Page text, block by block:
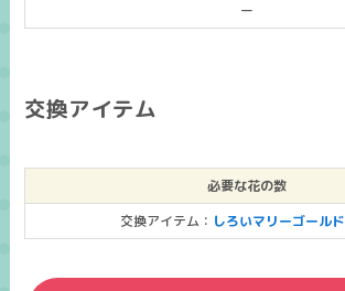
ー
交換アイテム
必要な花の数
交換アイテム： しろいマリーゴールド